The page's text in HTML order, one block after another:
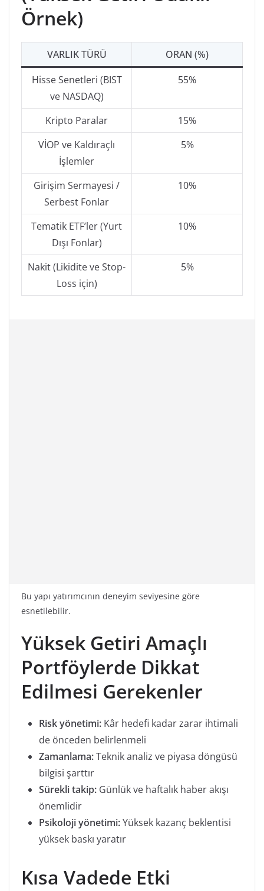
Örnek)
VARLIK TÜRÜ
ORAN (%)
Hisse Senetleri (BIST
ve NASDAQ)
55%
Kripto Paralar
15%
VİOP ve Kaldıraçlı
İşlemler
5%
Girişim Sermayesi /
Serbest Fonlar
10%
Tematik ETF’ler (Yurt
Dışı Fonlar)
10%
Nakit (Likidite ve Stop-
Loss için)
5%
Bu yapı yatırımcının deneyim seviyesine göre
esnetilebilir.
Yüksek Getiri Amaçlı
Portföylerde Dikkat
Edilmesi Gerekenler
Risk yönetimi: Kâr hedefi kadar zarar ihtimali
de önceden belirlenmeli
Zamanlama:Teknik analiz ve piyasa döngüsü
bilgisi şarttır
Sürekli takip: Günlük ve haftalık haber akışı
önemlidir
Psikoloji yönetimi:Yüksek kazanç beklentisi
yüksek baskı yaratır
Kısa Vadede Etki